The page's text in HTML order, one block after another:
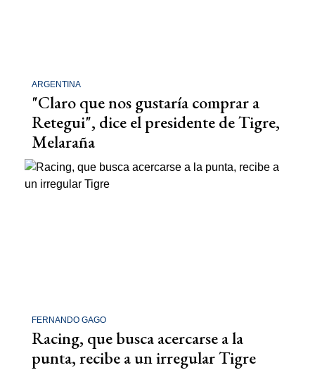
ARGENTINA
"Claro que nos gustaría comprar a
Retegui", dice el presidente de Tigre,
Melaraña
FERNANDO GAGO
Racing, que busca acercarse a la
punta, recibe a un irregular Tigre